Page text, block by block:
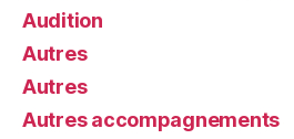
Audition
Autres
Autres
Autres accompagnements